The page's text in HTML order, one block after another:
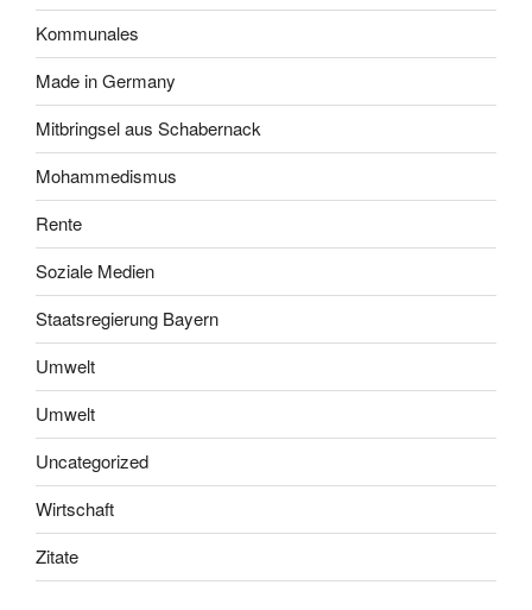
Kommunales
Made in Germany
Mitbringsel aus Schabernack
Mohammedismus
Rente
Soziale Medien
Staatsregierung Bayern
Umwelt
Umwelt
Uncategorized
Wirtschaft
Zitate